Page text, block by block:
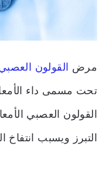
مرض القولون
تحت مسمى داء الأمعاء
القولون العصبي
التبرز ويسبب انتفاخ